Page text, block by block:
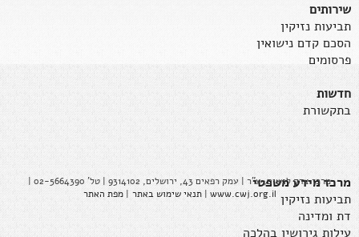
שירותים
תביעות נזיקין
הסכם קדם נישואין
פרסומים
חדשות
בתקשורת
מרכז מידע משפטי
תביעות נזיקין
דת ומדינה
עילות גירושין בהלכה
מרכז צדק לנשים, ע"ר | עמק רפאים 43, ירושלים, 9314102 | טל' 02-5664390 |
www.cwj.org.il
|תנאי שימוש באתר |מפת האתר